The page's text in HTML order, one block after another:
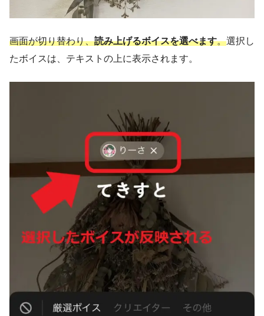
画面が切り替わり、読み上げるボイスを選べます。選択し
たボイスは、テキストの上に表示されます。